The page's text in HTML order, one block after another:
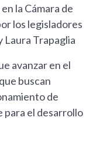
la Cámara de
los legisladores
Laura Trapaglia
avanzar en el
buscan
de
para el desarrollo